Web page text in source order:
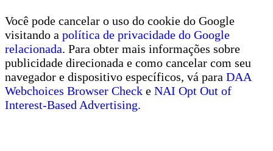
Você pode cancelar o uso do cookie do Google
visitando a política de privacidade do Google
relacionada. Para obter mais informações sobre
publicidade direcionada e como cancelar com seu
navegador e dispositivo específicos, vá para DAA
Webchoices Browser Check e NAI Opt Out of
Interest-Based Advertising.